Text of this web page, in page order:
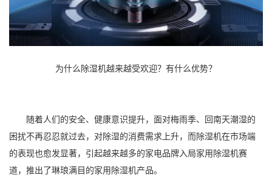
为什么除湿机越来越受欢迎？有什么优势？
随着人们的安全、健康意识提升，面对梅雨季、 回南天潮湿的
困扰不再忍忍就过去，对除湿的消费需求上升，而除湿机在市场端
的表现也愈发显著，引起越来越多的家电品牌入局家用除湿机赛
道，推出了琳琅满目的家用除湿机产品。